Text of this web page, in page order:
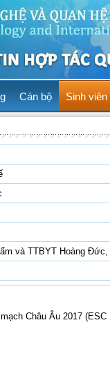
Cán bộ Sinh viên
và TTBYT Hoàng
Châu Âu 2017 (ESC